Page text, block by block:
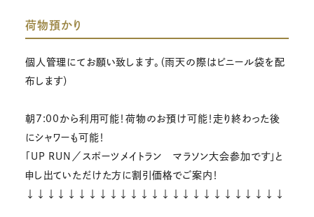
荷物預かり
個人管理にてお願い致します。（雨天の際はビニール袋を配
布します）
朝7:00から利用可能！荷物のお預け可能！走り終わった後
にシャワーも可能！
「UP RUN／スポーツメイトラン マラソン大会参加です」と
申し出ていただけた方に割引価格でご案内！